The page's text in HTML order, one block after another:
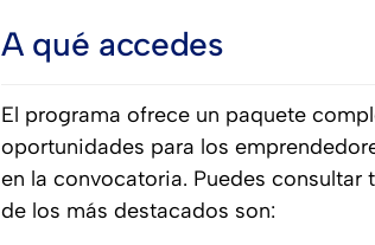
A qué accedes
El programa ofrece un paquete
oportunidades para los
en la convocatoria. Puedes consultar
de los más destacados son: